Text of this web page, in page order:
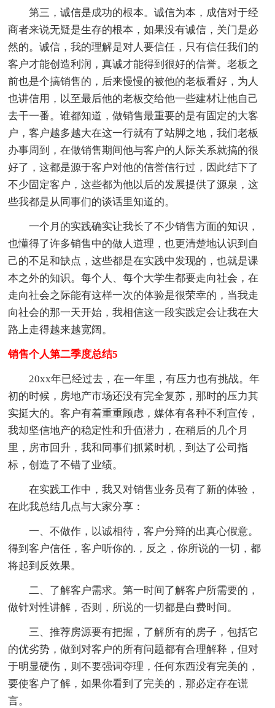
第三，诚信是成功的根本。诚信为本，成信对于经
商者来说无疑是生存的根本，如果没有诚信，关门是必
然的。诚信，我的理解是对人要信任，只有信任我们的
客户才能创造利润，真诚才能得到很好的信誉。老板之
前也是个搞销售的，后来慢慢的被他的老板看好，为人
也讲信用，以至最后他的老板交给他一些建材让他自己
去干一番。谁都知道，做销售最重要的是有固定的大客
户，客户越多越大在这一行就有了站脚之地，我们老板
办事周到，在做销售期间他与客户的人际关系就搞的很
好了，这都是源于客户对他的信誉信行过，因此结下了
不少固定客户，这些都为他以后的发展提供了源泉，这
些我都是从同事们的谈话里知道的。
一个月的实践确实让我长了不少销售方面的知识，
也懂得了许多销售中的做人道理，也更清楚地认识到自
己的不足和缺点，这些都是在实践中发现的，也就是课
本之外的知识。每个人、每个大学生都要走向社会，在
走向社会之际能有这样一次的体验是很荣幸的，当我走
向社会的那一天开始，我相信这一段实践定会让我在大
路上走得越来越宽阔。
销售个人第二季度总结5
20xx年已经过去，在一年里，有压力也有挑战。年
初的时候，房地产市场还没有完全复苏，那时的压力其
实挺大的。客户有着重重顾虑，媒体有各种不利宣传，
我却坚信地产的稳定性和升值潜力，在稍后的几个月
里，房市回升，我和同事们抓紧时机，到达了公司指
标，创造了不错了业绩。
在实践工作中，我又对销售业务员有了新的体验，
在此我总结几点与大家分享：
一、不做作，以诚相待，客户分辩的出真心假意。
得到客户信任，客户听你的.，反之，你所说的一切，都
将起到反效果。
二、了解客户需求。第一时间了解客户所需要的，
做针对性讲解，否则，所说的一切都是白费时间。
三、推荐房源要有把握，了解所有的房子，包括它
的优劣势，做到对客户的所有问题都有合理解释，但对
于明显硬伤，则不要强词夺理，任何东西没有完美的，
要使客户了解，如果你看到了完美的，那必定存在谎
言。